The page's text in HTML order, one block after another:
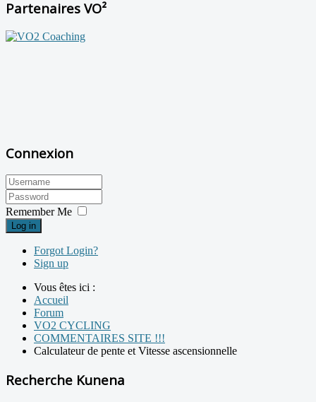
Partenaires VO²
Connexion
Remember Me
Log in
Forgot Login?
Sign up
Vous êtes ici :
Accueil
Forum
VO2 CYCLING
COMMENTAIRES SITE !!!
Calculateur de pente et Vitesse ascensionnelle
Recherche Kunena